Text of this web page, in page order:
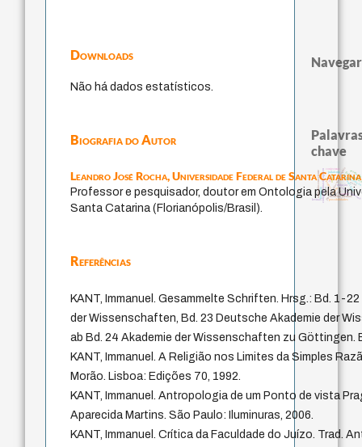
Downloads
Não há dados estatísticos.
Biografia do Autor
Leandro José Rocha,Universidade Federal de Santa Catarina
Professor e pesquisador, doutor em Ontologia pela
Santa Catarina (Florianópolis/Brasil).
Referências
KANT, Immanuel. Gesammelte Schriften. Hrsg.: Bd. 1-
der Wissenschaften, Bd. 23 Deutsche Akademie der
ab Bd. 24 Akademie der Wissenschaften zu Göttingen.
KANT, Immanuel. A Religião nos Limites da Simples
Morão. Lisboa: Edições 70, 1992.
KANT, Immanuel. Antropologia de um Ponto de vista
Aparecida Martins. São Paulo: Iluminuras, 2006.
KANT, Immanuel. Crítica da Faculdade do Juízo. Trad.
Navegar
chave
immanuel kant
japanese education thoughts
código da dinastia nguyen gosto
juízo
sensus communis
formação
redução
mulher
popper
modelos mentais
carnap
constituição
nome
física
possibilidades
judaísmo revelação
ainda-não-consciente
conjecturas
ren
ética.
levinas
yi
li
sentido